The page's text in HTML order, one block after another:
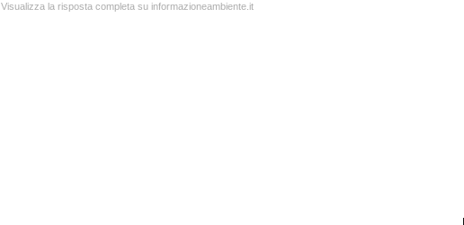
Visualizza la risposta completa su informazioneambiente.it